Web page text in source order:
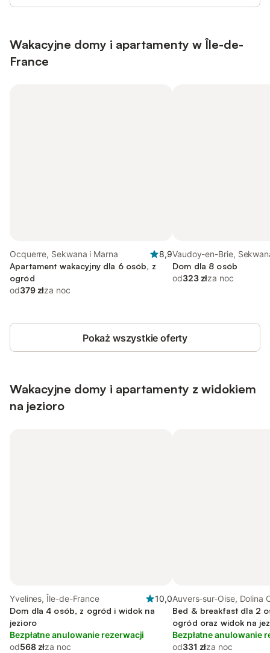
Wakacyjne domy i apartamenty w Île-de-
France
Ocquerre, Sekwana i Marna
8,9
Apartament wakacyjny dla 6 osób, z
ogród
od379 złza noc
Vaudoy-en-Brie,
Dom dla 8 osób
od323 złza noc
Pokaż wszystkie oferty
Wakacyjne domy i apartamenty z widokiem
na jezioro
Yvelines, Île-de-France
10,0
Dom dla 4 osób, z ogród i widok na
jezioro
Bezpłatne anulowanie rezerwacji
od568 złza noc
Auvers-sur-Oise, Dolina
Bed & breakfast dla 2
ogród oraz widok na
Bezpłatne anulowanie
od331 złza noc